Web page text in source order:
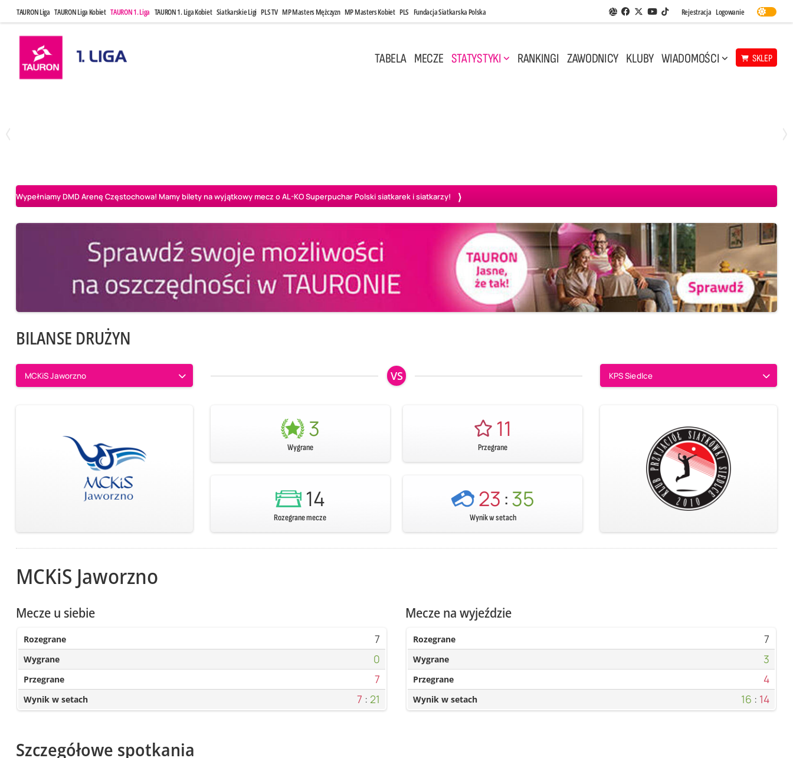
TAURON Liga TAURON Liga Kobiet TAURON 1. Liga TAURON 1. Liga Kobiet Siatkarskie Ligi PLS TV MP Masters Mężczyzn MP Masters Kobiet PLS Fundacja Siatkarska Polska Aplikacja Siatkarskie Ligi
Facebook
Twitter
Youtube
TikTok
Rejestracja Logowanie
TABELA MECZE STATYSTYKI RANKINGI ZAWODNICY KLUBY WIADOMOŚCI SKLEP
Wypełniamy DMD Arenę Częstochowa! Mamy bilety na wyjątkowy mecz o AL-KO Superpuchar Polski siatkarek i siatkarzy!
BILANSE DRUŻYN
MCKiS Jaworzno VS KPS Siedlce
3
Wygrane
11
Przegrane
14
Rozegrane mecze
23:35
Wynik w setach
MCKiS Jaworzno
Mecze u siebie
Rozegrane 7
Wygrane 0
Przegrane 7
Wynik w setach 7 : 21
Mecze na wyjeździe
Rozegrane 7
Wygrane 3
Przegrane 4
Wynik w setach 16 : 14
Szczegółowe spotkania